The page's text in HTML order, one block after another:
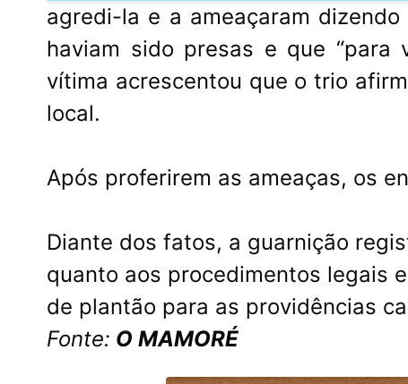
agredi-la e a ameaçaram
haviam sido presas e que
vítima acrescentou que o trio
local.
Após proferirem as ameaças, os
Diante dos fatos, a guarnição
quanto aos procedimentos legais
de plantão para as providências
Fonte: O MAMORÉ